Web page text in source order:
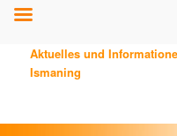
primären
Aktuelles und
Ismaning